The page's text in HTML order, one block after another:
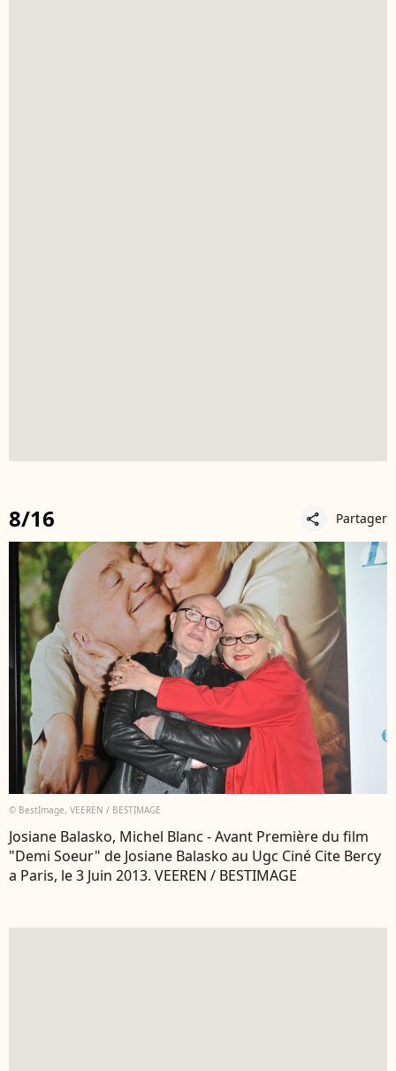
8/16 share Partager
© BestImage, VEEREN / BESTIMAGE
Josiane Balasko, Michel Blanc - Avant Première du film
"Demi Soeur" de Josiane Balasko au Ugc Ciné Cite Bercy
a Paris, le 3 Juin 2013. VEEREN / BESTIMAGE